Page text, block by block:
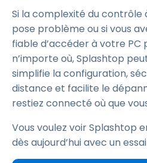
Si la complexité du contrôle
pose problème ou si vous
fiable d’accéder à votre PC
n’importe où, Splashtop
simplifie la configuration,
distance et facilite le
restiez connecté où que
Vous voulez voir Splashtop
dès aujourd’hui avec un